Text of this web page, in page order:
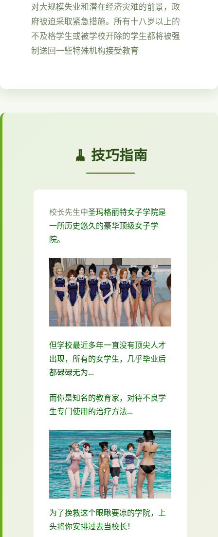
对大规模失业和潜在经济灾难的前景，政
府被迫采取紧急措施。所有十八岁以上的
不及格学生或被学校开除的学生都将被强
制送回一些特殊机构接受教育
🧹 技巧指南
校长先生中圣玛格丽特女子学院是
一所历史悠久的豪华顶级女子学
院。
但学校最近多年一直没有顶尖人才
出现，所有的女学生，几乎毕业后
都碌碌无为...
而你是知名的教育家，对待不良学
生专门使用的治疗方法...
为了挽救这个眼瞅要凉的学院，上
头将你安排过去当校长！